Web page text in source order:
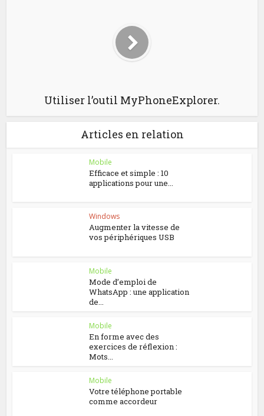
Utiliser l’outil MyPhoneExplorer.
Articles en relation
Mobile
Efficace et simple : 10
applications pour une...
Windows
Augmenter la vitesse de
vos périphériques USB
Mobile
Mode d’emploi de
WhatsApp : une application
de...
Mobile
En forme avec des
exercices de réflexion :
Mots...
Mobile
Votre téléphone portable
comme accordeur